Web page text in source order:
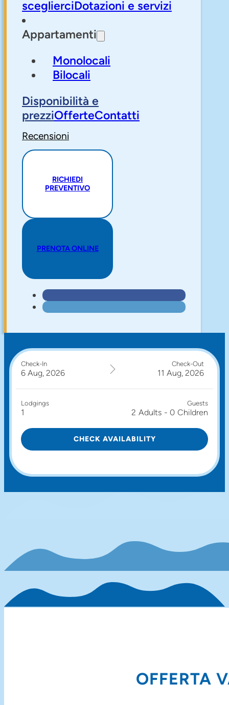
sceglierciDotazioni e servizi
Appartamenti
Monolocali
Bilocali
Disponibilità e
prezziOfferteContatti
Recensioni
RICHIEDI
PREVENTIVO
PRENOTA ONLINE
Check-In
6 Aug, 2026
Check-Out
11 Aug, 2026
Lodgings
1
Guests
2 Adults - 0 Children
OFFERTA